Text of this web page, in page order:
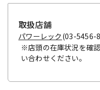
取扱店舗
パワーレック (03-5456-
※店頭の在庫状況を確
い合わせください。